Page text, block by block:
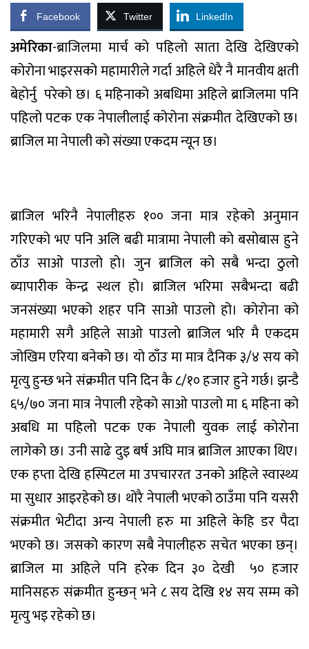
Facebook Twitter LinkedIn
अमेरिका-ब्राजिलमा मार्च को पहिलो साता देखि देखिएको
कोरोना भाइरसको महामारीले गर्दा अहिले धेरै नै मानवीय क्षती
बेहाेर्नु परेको छ। ६ महिनाको अबधिमा अहिले ब्राजिलमा पनि
पहिलो पटक एक नेपालीलाई कोरोना संक्रमीत देखिएको छ।
ब्राजिल मा नेपाली को संख्या एकदम न्यून छ।
ब्राजिल भरिनै नेपालीहरु १०० जना मात्र रहेको अनुमान
गरिएको भए पनि अलि बढी मात्रामा नेपाली को बसोबास हुने
ठाँउ साओ पाउलो हो। जुन ब्राजिल को सबै भन्दा ठुलो
ब्यापारीक केन्द्र स्थल हो। ब्राजिल भरिमा सबैभन्दा बढी
जनसंख्या भएको शहर पनि साओ पाउलो हो। कोरोना को
महामारी सगै अहिले साओ पाउलो ब्राजिल भरि मै एकदम
जोखिम एरिया बनेको छ। यो ठाँउ मा मात्र दैनिक ३/४ सय को
मृत्यु हुन्छ भने संक्रमीत पनि दिन कै ८/१० हजार हुने गर्छ। झन्डै
६५/७० जना मात्र नेपाली रहेको साओ पाउलो मा ६ महिना को
अबधि मा पहिलो पटक एक नेपाली युवक लाई कोरोना
लागेको छ। उनी साढे दुइ बर्ष अघि मात्र ब्राजिल आएका थिए।
एक हप्ता देखि हस्पिटल मा उपचाररत उनको अहिले स्वास्थ्य
मा सुधार आइरहेको छ। थोरै नेपाली भएको ठाउँमा पनि यसरी
संक्रमीत भेटीदा अन्य नेपाली हरु मा अहिले केहि डर पैदा
भएको छ। जसको कारण सबै नेपालीहरु सचेत भएका छन्।
ब्राजिल मा अहिले पनि हरेक दिन ३० देखी ५० हजार
मानिसहरु संक्रमीत हुन्छन् भने ८ सय देखि १४ सय सम्म को
मृत्यु भइ रहेको छ।